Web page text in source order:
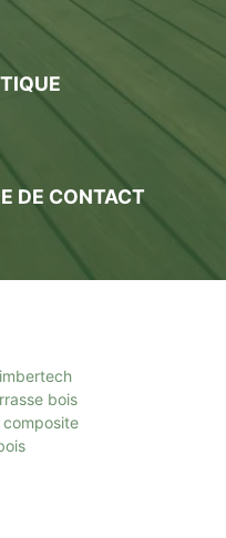
DE CONTACT
bois
composite